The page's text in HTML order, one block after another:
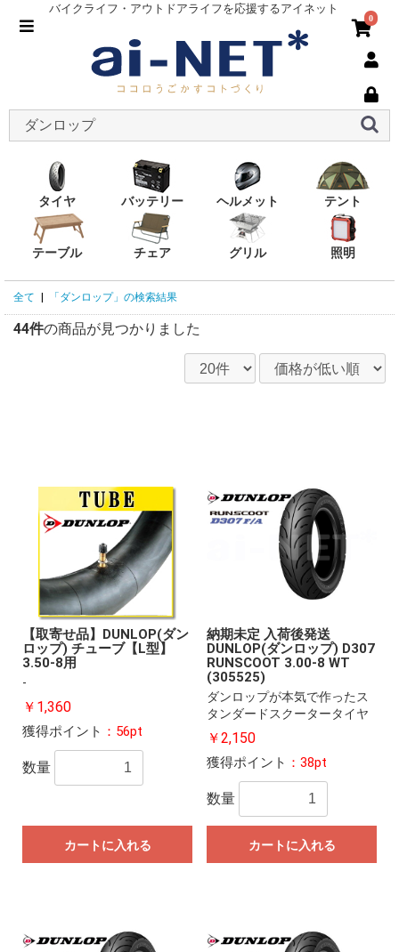
バイクライフ・アウトドアライフを応援するアイネット
0
タイヤ バッテリー ヘルメット テント
テーブル チェア グリル 照明
全て 「ダンロップ」の検索結果
44件の商品が見つかりました
【取寄せ品】DUNLOP(ダン
ロップ) チューブ【L型】
3.50-8用
-
￥1,360
獲得ポイント ：56pt
数量
カートに入れる
納期未定 入荷後発送
DUNLOP(ダンロップ) D307
RUNSCOOT 3.00-8 WT
(305525)
ダンロップが本気で作ったス
タンダードスクータータイヤ
￥2,150
獲得ポイント ：38pt
数量
カートに入れる